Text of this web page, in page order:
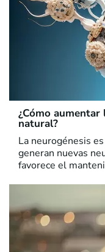
¿Cómo
natural?
La neurogénesis
generan nuevas
favorece el